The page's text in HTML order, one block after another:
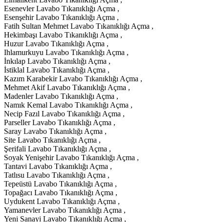
Esenevler Lavabo Tıkanıklığı Açma ,
Esenşehir Lavabo Tıkanıklığı Açma ,
Fatih Sultan Mehmet Lavabo Tıkanıklığı Açma ,
Hekimbaşı Lavabo Tıkanıklığı Açma ,
Huzur Lavabo Tıkanıklığı Açma ,
Ihlamurkuyu Lavabo Tıkanıklığı Açma ,
İnkılap Lavabo Tıkanıklığı Açma ,
İstiklal Lavabo Tıkanıklığı Açma ,
Kazım Karabekir Lavabo Tıkanıklığı Açma ,
Mehmet Akif Lavabo Tıkanıklığı Açma ,
Madenler Lavabo Tıkanıklığı Açma ,
Namık Kemal Lavabo Tıkanıklığı Açma ,
Necip Fazıl Lavabo Tıkanıklığı Açma ,
Parseller Lavabo Tıkanıklığı Açma ,
Saray Lavabo Tıkanıklığı Açma ,
Site Lavabo Tıkanıklığı Açma ,
Şerifali Lavabo Tıkanıklığı Açma ,
Soyak Yenişehir Lavabo Tıkanıklığı Açma ,
Tantavi Lavabo Tıkanıklığı Açma ,
Tatlısu Lavabo Tıkanıklığı Açma ,
Tepeüstü Lavabo Tıkanıklığı Açma ,
Topağacı Lavabo Tıkanıklığı Açma ,
Uydukent Lavabo Tıkanıklığı Açma ,
Yamanevler Lavabo Tıkanıklığı Açma ,
Yeni Sanayi Lavabo Tıkanıklığı Açma ,